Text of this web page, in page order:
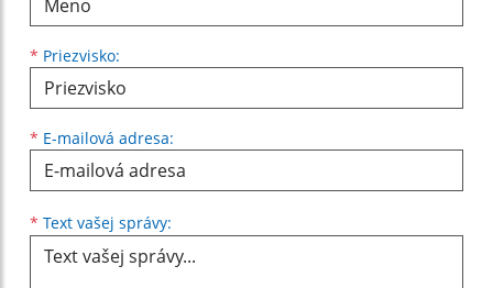
* Priezvisko:
* E-mailová adresa:
* Text vašej správy: